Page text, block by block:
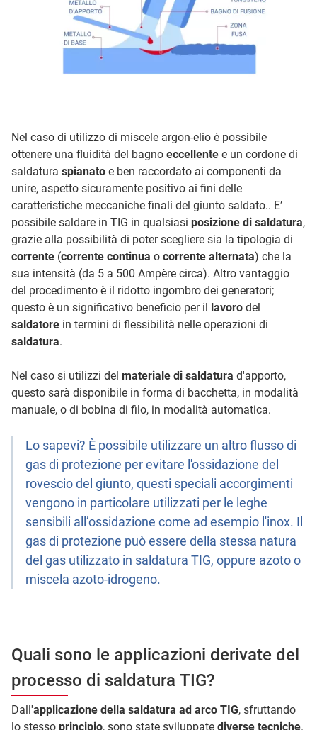
Nel caso di utilizzo di miscele argon-elio è possibile
ottenere una fluidità del bagno eccellente e un cordone di
saldatura spianato e ben raccordato ai componenti da
unire, aspetto sicuramente positivo ai fini delle
caratteristiche meccaniche finali del giunto saldato.. E’
possibile saldare in TIG in qualsiasi posizione di saldatura,
grazie alla possibilità di poter scegliere sia la tipologia di
corrente (corrente continua o corrente alternata) che la
sua intensità (da 5 a 500 Ampère circa). Altro vantaggio
del procedimento è il ridotto ingombro dei generatori;
questo è un significativo beneficio per il lavoro del
saldatore in termini di flessibilità nelle operazioni di
saldatura.
Nel caso si utilizzi del materiale di saldatura d'apporto,
questo sarà disponibile in forma di bacchetta, in modalità
manuale, o di bobina di filo, in modalità automatica.
Lo sapevi? È possibile utilizzare un altro flusso di
gas di protezione per evitare l'ossidazione del
rovescio del giunto, questi speciali accorgimenti
vengono in particolare utilizzati per le leghe
sensibili all’ossidazione come ad esempio l'inox. Il
gas di protezione può essere della stessa natura
del gas utilizzato in saldatura TIG, oppure azoto o
miscela azoto-idrogeno.
Quali sono le applicazioni derivate del
processo di saldatura TIG?
Dall'applicazione della saldatura ad arco TIG, sfruttando
lo stesso principio, sono state sviluppate diverse tecniche.